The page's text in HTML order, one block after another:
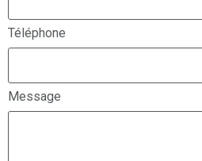
Téléphone
Message